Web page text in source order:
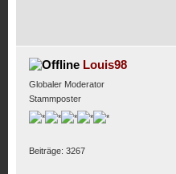
Louis98
Globaler Moderator
Stammposter
Beiträge: 3267